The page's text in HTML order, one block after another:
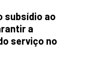
subsídio ao
a
serviço no